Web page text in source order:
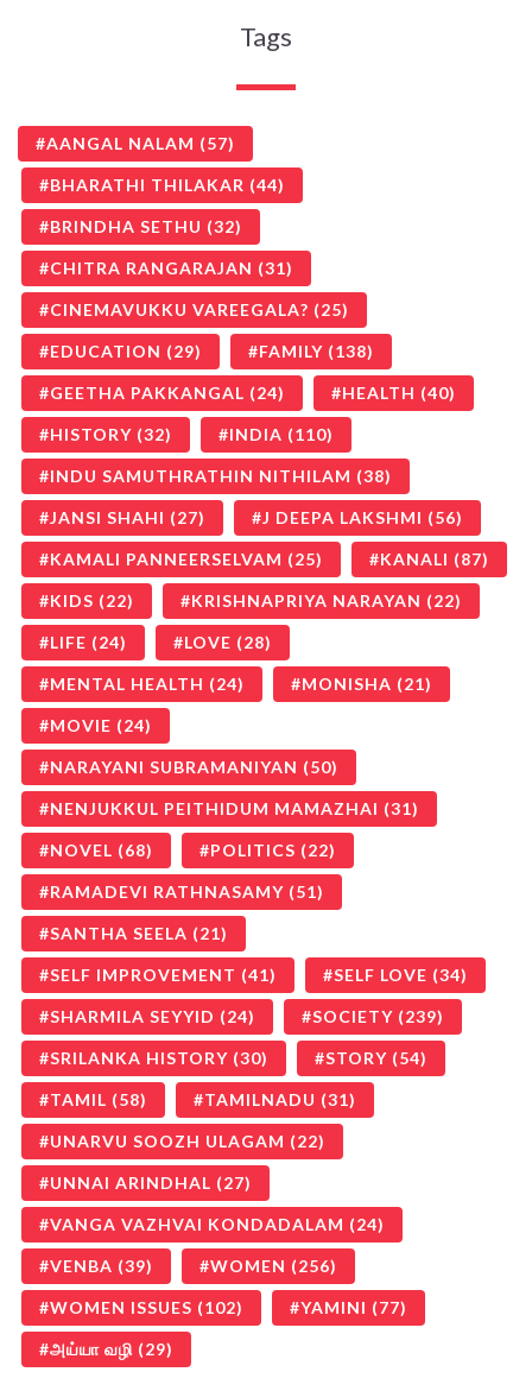
Tags
AANGAL NALAM (57)
BHARATHI THILAKAR (44)
BRINDHA SETHU (32)
CHITRA RANGARAJAN (31)
CINEMAVUKKU VAREEGALA? (25)
EDUCATION (29) FAMILY (138)
GEETHA PAKKANGAL (24) HEALTH (40)
HISTORY (32) INDIA (110)
INDU SAMUTHRATHIN NITHILAM (38)
JANSI SHAHI (27) J DEEPA LAKSHMI (56)
KAMALI PANNEERSELVAM (25) KANALI (87)
KIDS (22) KRISHNAPRIYA NARAYAN (22)
LIFE (24) LOVE (28)
MENTAL HEALTH (24) MONISHA (21)
MOVIE (24)
NARAYANI SUBRAMANIYAN (50)
NENJUKKUL PEITHIDUM MAMAZHAI (31)
NOVEL (68) POLITICS (22)
RAMADEVI RATHNASAMY (51)
SANTHA SEELA (21)
SELF IMPROVEMENT (41) SELF LOVE (34)
SHARMILA SEYYID (24) SOCIETY (239)
SRILANKA HISTORY (30) STORY (54)
TAMIL (58) TAMILNADU (31)
UNARVU SOOZH ULAGAM (22)
UNNAI ARINDHAL (27)
VANGA VAZHVAI KONDADALAM (24)
VENBA (39) WOMEN (256)
WOMEN ISSUES (102) YAMINI (77)
அய்யா வழி (29)